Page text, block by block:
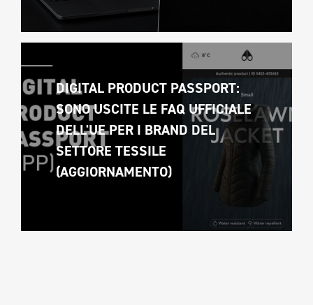
DIGITAL PRODUCT PASSPORT:
SONO USCITE LE FAQ UFFICIALE
DELL'UE PER I BRAND DEL
SETTORE TESSILE
(AGGIORNAMENTO)